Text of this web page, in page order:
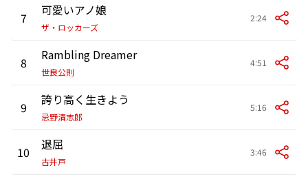
7 可愛いアノ娘
ザ・ロッカーズ
2:24
8 Rambling Dreamer
世良公則
4:51
9 誇り高く生きよう
忌野清志郎
5:16
10 退屈
古井戸
3:46